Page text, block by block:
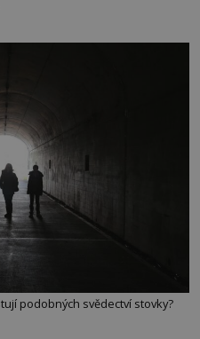
podobných svědectví stovky?